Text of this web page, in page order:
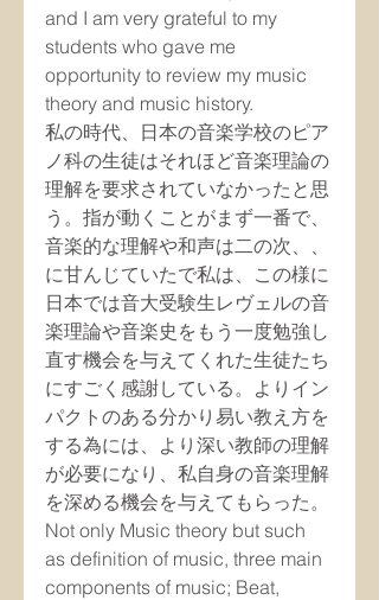
and I am very grateful to my
students who gave me
opportunity to review my music
theory and music history.
私の時代、日本の音楽学校のピア
ノ科の生徒はそれほど音楽理論の
理解を要求されていなかったと思
う。指が動くことがまず一番で、
音楽的な理解や和声は二の次、、
に甘んじていたで私は、この様に
日本では音大受験生レヴェルの音
楽理論や音楽史をもう一度勉強し
直す機会を与えてくれた生徒たち
にすごく感謝している。よりイン
パクトのある分かり易い教え方を
する為には、より深い教師の理解
が必要になり、私自身の音楽理解
を深める機会を与えてもらった。
Not only Music theory but such
as definition of music, three main
components of music; Beat,